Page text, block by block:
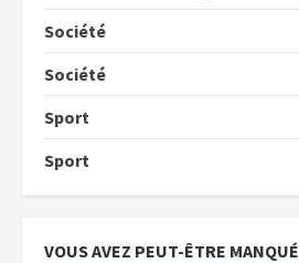
Société
Société
Sport
Sport
VOUS AVEZ PEUT-ÊTRE MANQUÉ